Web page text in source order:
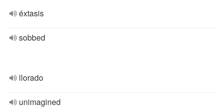
éxtasis
sobbed
llorado
unimagined